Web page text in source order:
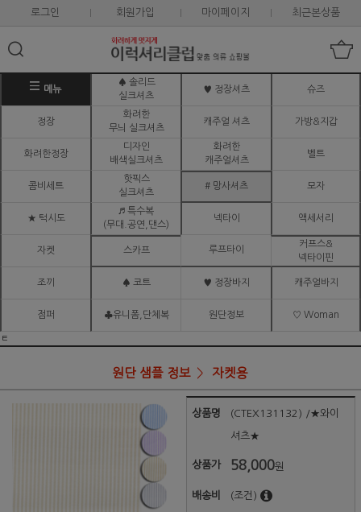
로그인 회원가입 마이페이지 최근본상품
메뉴
♠ 솔리드
실크셔츠
♥ 정장셔츠 슈즈
정장
화려한
무늬 실크셔츠
캐주얼 셔츠 가방&지갑
화려한정장
디자인
배색실크셔츠
화려한
캐주얼셔츠
벨트
콤비세트
핫픽스
실크셔츠
# 망사셔츠 모자
★ 턱시도
♬ 특수복
(무대.공연,댄스)
넥타이 액세서리
자켓 스카프 루프타이
커프스&
넥타이핀
조끼 ♠ 코트 ♥ 정장바지 캐주얼바지
점퍼 ♣유니폼,단체복 원단정보 ♡ Woman
ㅌ
원단 샘플 정보 자켓용
상품명 (CTEX131132) /★와이
셔츠★
상품가 58,000원
배송비 (조건)